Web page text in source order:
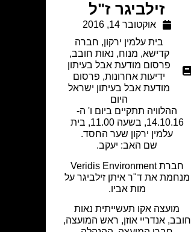
זילביגר ז"ל
אוקטובר 14, 2016
בית עלמין ירקון, חברה
קדישא, מנוח, נאות חובב,
פרסום מודעת אבל בעיתון
ידיעות אחרונות, פרסום
מודעת אבל בעיתון ישראל
היום
ההלוויה תתקיים ביום ו' ה-
14.10.16, בשעה 11.00, בית
עלמין ירקון שער החסד.
שם האב: יעקב.
חברת Veridis Environment
מנחמת את ד"ר איתן זילביגר על
מות אביו.
מועצה אקו תעשייתית נאות
חובב, אנדריי אוזן, ראש המועצה,